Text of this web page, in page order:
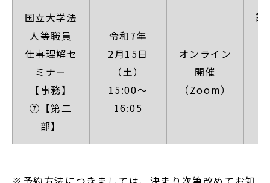
詳
国立大学法
人等職員
仕事理解セ
ミナー
【事務】
⑦【第二
部】
令和7年
2月15日
（土）
15:00～
16:05
オンライン
開催
（Zoom）